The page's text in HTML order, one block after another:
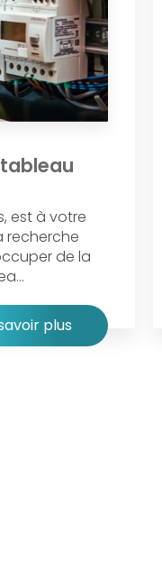
est à votre
recherche
de la
plus